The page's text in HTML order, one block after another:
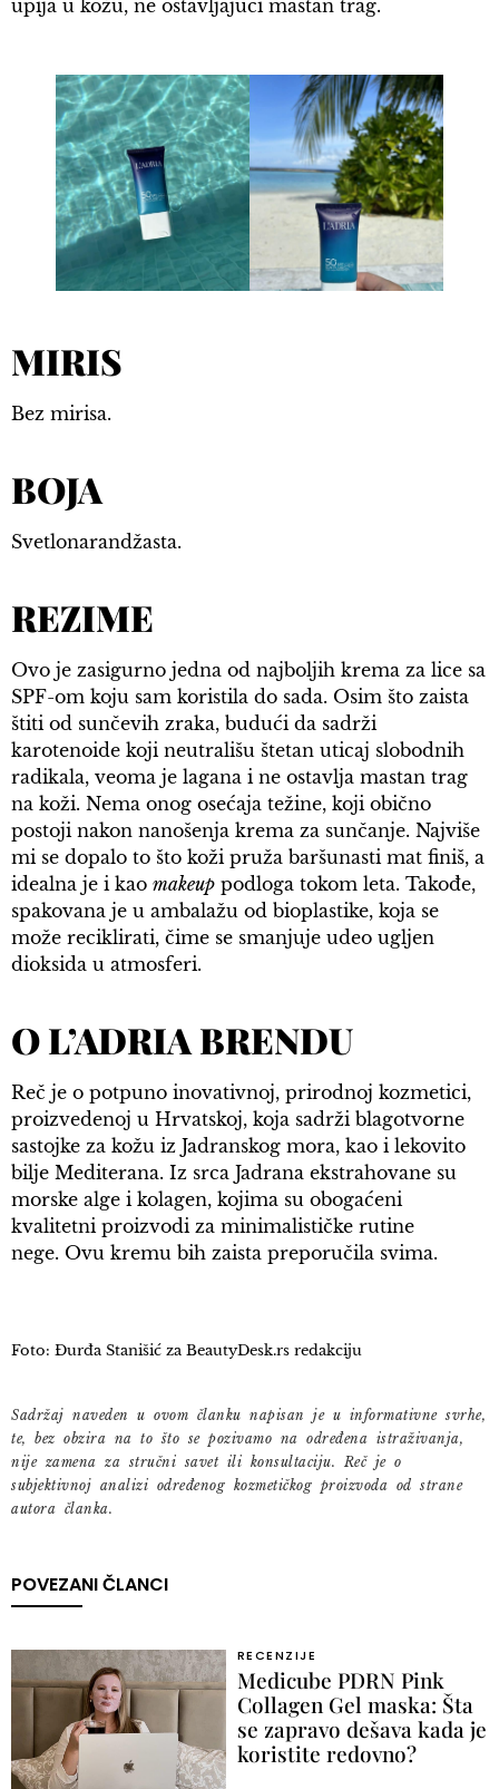
upija u kožu, ne ostavljajući mastan trag.
MIRIS
Bez mirisa.
BOJA
Svetlonarandžasta.
REZIME
Ovo je zasigurno jedna od najboljih krema za lice sa
SPF-om koju sam koristila do sada. Osim što zaista
štiti od sunčevih zraka, budući da sadrži
karotenoide koji neutrališu štetan uticaj slobodnih
radikala, veoma je lagana i ne ostavlja mastan trag
na koži. Nema onog osećaja težine, koji obično
postoji nakon nanošenja krema za sunčanje. Najviše
mi se dopalo to što koži pruža baršunasti mat finiš, a
idealna je i kao makeup podloga tokom leta. Takođe,
spakovana je u ambalažu od bioplastike, koja se
može reciklirati, čime se smanjuje udeo ugljen
dioksida u atmosferi.
O L’ADRIA BRENDU
Reč je o potpuno inovativnoj, prirodnoj kozmetici,
proizvedenoj u Hrvatskoj, koja sadrži blagotvorne
sastojke za kožu iz Jadranskog mora, kao i lekovito
bilje Mediterana. Iz srca Jadrana ekstrahovane su
morske alge i kolagen, kojima su obogaćeni
kvalitetni proizvodi za minimalističke rutine
nege. Ovu kremu bih zaista preporučila svima.
Foto: Đurđa Stanišić za BeautyDesk.rs redakciju
Sadržaj naveden u ovom članku napisan je u informativne svrhe,
te, bez obzira na to što se pozivamo na određena istraživanja,
nije zamena za stručni savet ili konsultaciju. Reč je o
subjektivnoj analizi određenog kozmetičkog proizvoda od strane
autora članka.
POVEZANI ČLANCI
RECENZIJE
Medicube PDRN Pink
Collagen Gel maska: Šta
se zapravo dešava kada je
koristite redovno?